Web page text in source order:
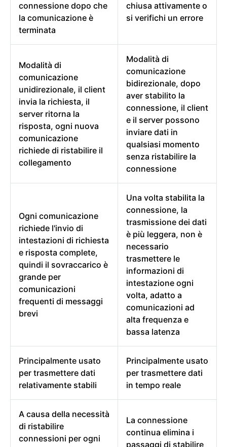
connessione dopo che
la comunicazione è
terminata
chiusa attivamente o
si verifichi un errore
Modalità di
comunicazione
unidirezionale, il client
invia la richiesta, il
server ritorna la
risposta, ogni nuova
comunicazione
richiede di ristabilire il
collegamento
Modalità di
comunicazione
bidirezionale, dopo
aver stabilito la
connessione, il client
e il server possono
inviare dati in
qualsiasi momento
senza ristabilire la
connessione
Ogni comunicazione
richiede l'invio di
intestazioni di richiesta
e risposta complete,
quindi il sovraccarico è
grande per
comunicazioni
frequenti di messaggi
brevi
Una volta stabilita la
connessione, la
trasmissione dei dati
è più leggera, non è
necessario
trasmettere le
informazioni di
intestazione ogni
volta, adatto a
comunicazioni ad
alta frequenza e
bassa latenza
Principalmente usato
per trasmettere dati
relativamente stabili
Principalmente usato
per trasmettere dati
in tempo reale
A causa della necessità
di ristabilire
connessioni per ogni
La connessione
continua elimina i
passaggi di stabilire